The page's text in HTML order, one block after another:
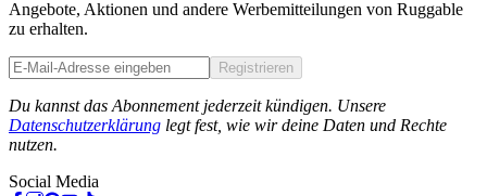
Angebote, Aktionen und andere Werbemitteilungen von Ruggable
zu erhalten.
Registrieren
Du kannst das Abonnement jederzeit kündigen. Unsere
Datenschutzerklärung legt fest, wie wir deine Daten und Rechte
nutzen.
Social Media